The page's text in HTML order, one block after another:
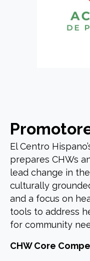
El Centro
prepares CHWs
lead change in
culturally
and a focus on
tools to address
for community
CHW Core